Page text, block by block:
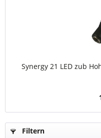
Synergy 21 LED zub
Filtern